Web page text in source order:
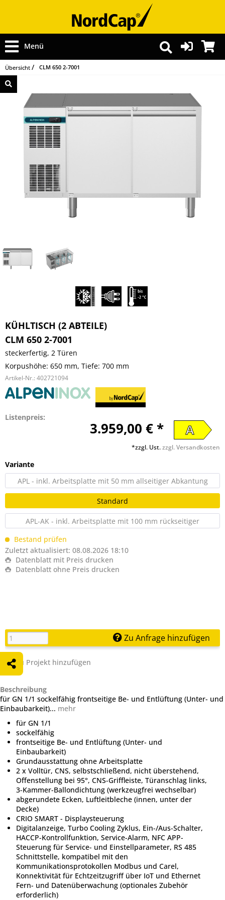
Menü
Übersicht CLM 650 2-7001
KÜHLTISCH (2 ABTEILE)
CLM 650 2-7001
steckerfertig, 2 Türen
Korpushöhe: 650 mm, Tiefe: 700 mm
Artikel-Nr.: 402721094
Listenpreis:
3.959,00 € * A
*zzgl. Ust.zzgl. Versandkosten
Variante
APL - inkl. Arbeitsplatte mit 50 mm allseitiger Abkantung
Standard
APL-AK - inkl. Arbeitsplatte mit 100 mm rückseitiger
Aufkantung
Bestand prüfen
Zuletzt aktualisiert: 08.08.2026 18:10
Datenblatt mit Preis drucken
Datenblatt ohne Preis drucken
Zu Anfrage hinzufügen
Zu Projekt hinzufügen
Beschreibung
für GN 1/1 sockelfähig frontseitige Be- und Entlüftung (Unter- und
Einbaubarkeit)... mehr
für GN 1/1
sockelfähig
frontseitige Be- und Entlüftung (Unter- und
Einbaubarkeit)
Grundausstattung ohne Arbeitsplatte
2 x Volltür, CNS, selbstschließend, nicht überstehend,
Offenstellung bei 95°, CNS-Griffleiste, Türanschlag links,
3-Kammer-Ballondichtung (werkzeugfrei wechselbar)
abgerundete Ecken, Luftleitbleche (innen, unter der
Decke)
CRIO SMART - Displaysteuerung
Digitalanzeige, Turbo Cooling Zyklus, Ein-/Aus-Schalter,
HACCP-Kontrollfunktion, Service-Alarm, NFC APP-
Steuerung für Service- und Einstellparameter, RS 485
Schnittstelle, kompatibel mit den
Kommunikationsprotokollen Modbus und Carel,
Konnektivität für Echtzeitzugriff über IoT und Ethernet
Fern- und Datenüberwachung (optionales Zubehör
erforderlich)